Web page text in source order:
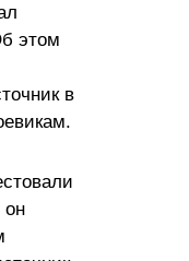
этом
в
он